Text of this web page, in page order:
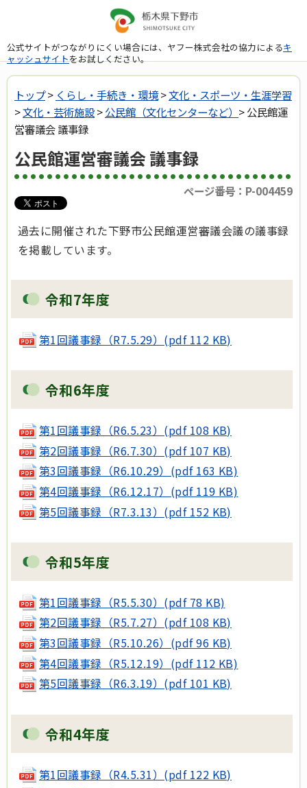
公式サイトがつながりにくい場合には、ヤフー株式会社の協力によるキ
ャッシュサイトをお試しください。
トップ> くらし・手続き・環境>文化・スポーツ・生涯学習
>文化・芸術施設>公民館（文化センターなど） > 公民館運
営審議会 議事録
公民館運営審議会 議事録
ページ番号：P-004459
過去に開催された下野市公民館運営審議会議の議事録
を掲載しています。
令和7年度
第1回議事録（R7.5.29）(pdf 112 KB)
令和6年度
第1回議事録（R6.5.23）(pdf 108 KB)
第2回議事録（R6.7.30）(pdf 107 KB)
第3回議事録（R6.10.29）(pdf 163 KB)
第4回議事録（R6.12.17）(pdf 119 KB)
第5回議事録（R7.3.13）(pdf 152 KB)
令和5年度
第1回議事録（R5.5.30）(pdf 78 KB)
第2回議事録（R5.7.27）(pdf 108 KB)
第3回議事録（R5.10.26）(pdf 96 KB)
第4回議事録（R5.12.19）(pdf 112 KB)
第5回議事録（R6.3.19）(pdf 101 KB)
令和4年度
第1回議事録（R4.5.31）(pdf 122 KB)